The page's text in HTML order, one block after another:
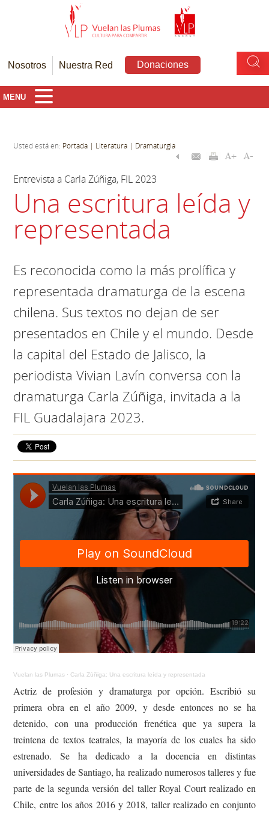
Nosotros Nuestra Red Donaciones
MENU
Usted está en: Portada | Literatura | Dramaturgia
Entrevista a Carla Zúñiga, FIL 2023
Una escritura leída y
representada
Es reconocida como la más prolífica y
representada dramaturga de la escena
chilena. Sus textos no dejan de ser
presentados en Chile y el mundo. Desde
la capital del Estado de Jalisco, la
periodista Vivian Lavín conversa con la
dramaturga Carla Zúñiga, invitada a la
FIL Guadalajara 2023.
Vuelan las Plumas · Carla Zúñiga: Una escritura leída y representada
Actriz de profesión y dramaturga por opción. Escribió su
primera obra en el año 2009, y desde entonces no se ha
detenido, con una producción frenética que ya supera la
treintena de textos teatrales, la mayoría de los cuales ha sido
estrenado. Se ha dedicado a la docencia en distintas
universidades de Santiago, ha realizado numerosos talleres y fue
parte de la segunda versión del taller Royal Court realizado en
Chile, entre los años 2016 y 2018, taller realizado en conjunto